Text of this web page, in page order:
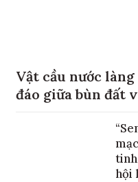
Vật cầu nước
đáo giữa bùn đất
tinh
hội